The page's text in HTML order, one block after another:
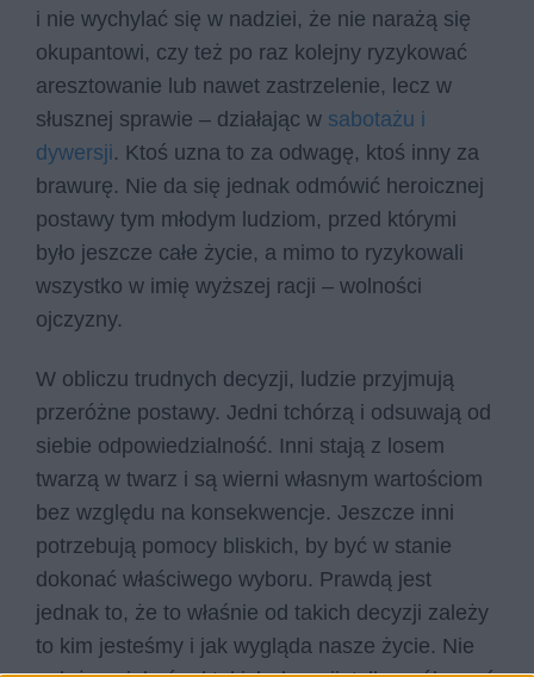
i nie wychylać się w nadziei, że nie narażą się
okupantowi, czy też po raz kolejny ryzykować
aresztowanie lub nawet zastrzelenie, lecz w
słusznej sprawie – działając w sabotażu i
dywersji. Ktoś uzna to za odwagę, ktoś inny za
brawurę. Nie da się jednak odmówić heroicznej
postawy tym młodym ludziom, przed którymi
było jeszcze całe życie, a mimo to ryzykowali
wszystko w imię wyższej racji – wolności
ojczyzny.
W obliczu trudnych decyzji, ludzie przyjmują
przeróżne postawy. Jedni tchórzą i odsuwają od
siebie odpowiedzialność. Inni stają z losem
twarzą w twarz i są wierni własnym wartościom
bez względu na konsekwencje. Jeszcze inni
potrzebują pomocy bliskich, by być w stanie
dokonać właściwego wyboru. Prawdą jest
jednak to, że to właśnie od takich decyzji zależy
to kim jesteśmy i jak wygląda nasze życie. Nie